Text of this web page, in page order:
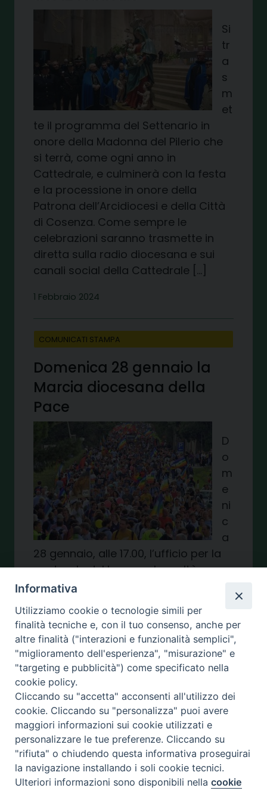
Si
tr
a
s
m
et
te il programma del Settenario in
onore della Madonna del Pilerio che
si terrà, come ogni anno in
Cattedrale, e culminerà con la festa
e la processione in onore della
Patrona dell’Arcidiocesi e della Città
di Cosenza. Come sempre le
celebrazioni saranno trasmette in
diretta sulla radio diocesana e sui
canali social della Cattedrale […]
1 Febbraio 2024
COMUNICATI STAMPA
Domenica 28 gennaio la
Marcia diocesana della
Pace
D
o
m
e
ni
c
a
28 gennaio, alle 17.00, l’ufficio per la
pastorale del lavoro e le realtà
diocesane hanno organizzato la
alla tematica del messaggio del
Papa del primo dell’anno. Quest’anno
il tema della marcia giunta alla 56ma
edizione sarà: Intelligenza artificiale e
pace. Appuntamento alle 17.00 a
piazza XI settembre e alle […]
26 Gennaio 2024
COMUNICATI STAMPA
Preferenze Cookie
Informativa
Utilizziamo cookie o tecnologie simili per
finalità tecniche e, con il tuo consenso, anche per
altre finalità ("interazioni e funzionalità semplici",
"miglioramento dell'esperienza", "misurazione" e
"targeting e pubblicità") come specificato nella
cookie policy.
Cliccando su "accetta" acconsenti all'utilizzo dei
cookie. Cliccando su "personalizza" puoi avere
maggiori informazioni sui cookie utilizzati e
personalizzare le tue preferenze. Cliccando su
"rifiuta" o chiudendo questa informativa proseguirai
la navigazione installando i soli cookie tecnici.
Ulteriori informazioni sono disponibili nellacookie